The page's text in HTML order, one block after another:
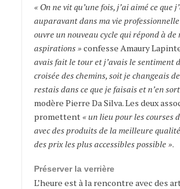
« On ne vit qu’une fois, j’ai aimé ce que
auparavant dans ma vie
ouvre un nouveau cycle qui répond à de
aspirations »confesse Amaury
avais fait le tour et j’avais le sentiment
croisée des chemins, soit je changeais
restais dans ce que je faisais et n’en
modère Pierre Da Silva. Les deux
promettent « un lieu pour les courses
avec des produits de la meilleure
des prix les plus accessibles possible ».
Préserver la verrière
L’heure est à la rencontre avec des